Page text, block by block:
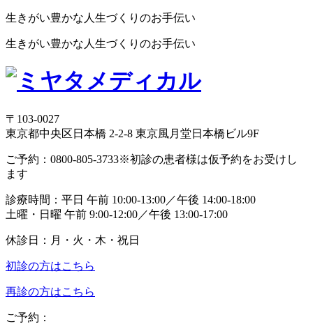
生きがい豊かな人生づくりのお手伝い
生きがい豊かな人生づくりのお手伝い
〒103-0027
東京都中央区日本橋 2-2-8 東京風月堂日本橋ビル9F
ご予約： 0800-805-3733※初診の患者様は仮予約をお受けし
ます
診療時間： 平日 午前 10:00-13:00／午後 14:00-18:00
土曜・日曜 午前 9:00-12:00／午後 13:00-17:00
休診日： 月・火・木・祝日
初診の方はこちら
再診の方はこちら
ご予約：